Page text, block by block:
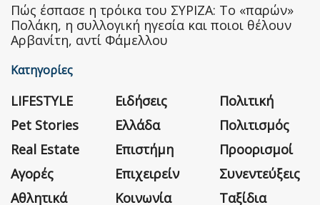
Πώς έσπασε η τρόικα του ΣΥΡΙΖΑ: Το «παρών»
Πολάκη, η συλλογική ηγεσία και ποιοι θέλουν
Αρβανίτη, αντί Φάμελλου
Κατηγορίες
LIFESTYLE
Pet Stories
Real Estate
Αγορές
Αθλητικά
Ειδήσεις
Ελλάδα
Επιστήμη
Επιχειρείν
Κοινωνία
Πολιτική
Πολιτισμός
Προορισμοί
Συνεντεύξεις
Ταξίδια